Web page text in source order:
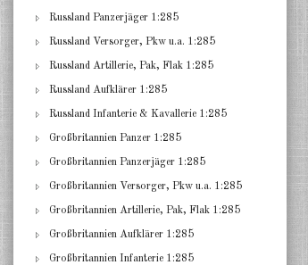
Russland Panzerjäger 1:285
Russland Versorger, Pkw u.a. 1:285
Russland Artillerie, Pak, Flak 1:285
Russland Aufklärer 1:285
Russland Infanterie & Kavallerie 1:285
Großbritannien Panzer 1:285
Großbritannien Panzerjäger 1:285
Großbritannien Versorger, Pkw u.a. 1:285
Großbritannien Artillerie, Pak, Flak 1:285
Großbritannien Aufklärer 1:285
Großbritannien Infanterie 1:285